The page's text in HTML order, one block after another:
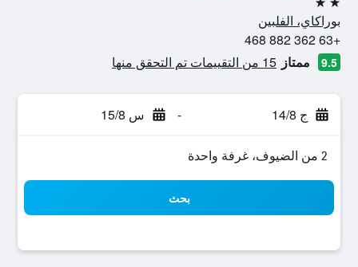
2 نجمتين
بوراكاي، الفلبين
+63 362 882 468
9.5 ممتاز 15 من التقييمات تم التحقق منها
ج 14/8 - س 15/8
2 من الضيوف، غرفة واحدة
بحث